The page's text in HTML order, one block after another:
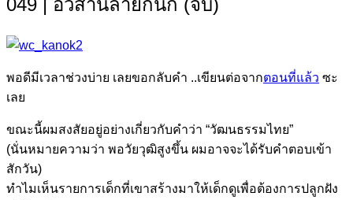
049 | อวสานลายกนก (จบ)
พอดีมีเวลาช่วงบ่าย เลยขอกลับคำ ..เขียนต่อจากตอนที่แล้ว ซะ
เลย
ขณะนี้ผมสงสัยอยู่อย่างเกี่ยวกับคำว่า “วัฒนธรรมไทย”
(นั่นหมายความว่า พอวัยวุฒิสูงขึ้น ผมอาจจะได้รับคำตอบเข้า
สักวัน)
ทำไมเห็นรายการเด็กที่เขาสร้างมาให้เด็กดูเพื่อต้องการปลูกฝัง